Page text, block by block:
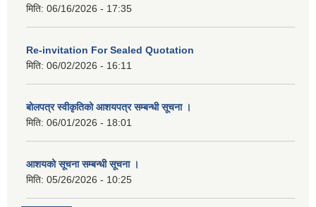
मिति: 06/16/2026 - 17:35
Re-invitation For Sealed Quotation
मिति: 06/02/2026 - 16:11
बोलपत्र स्वीकृतिको आशयपत्र सम्बन्धी सूचना ।
मिति: 06/01/2026 - 18:01
आशयको सूचना सम्बन्धी सूचना ।
मिति: 05/26/2026 - 10:25